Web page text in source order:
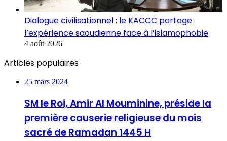
Dialogue civilisationnel : le KACCC partage
l’expérience saoudienne face à l’islamophobie
4 août 2026
Articles populaires
25 mars 2024
SM le Roi, Amir Al Mouminine, préside la
première causerie religieuse du mois
sacré de Ramadan 1445 H